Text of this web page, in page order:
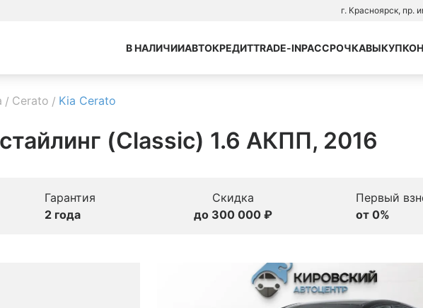
г. Красноярск, пр.
В НАЛИЧИИАВТОКРЕДИТTRADE-INРАССРОЧКАВЫКУП
Cerato Kia Cerato
(Classic) 1.6 АКПП, 2016
Гарантия
2 года
Скидка
до 300 000 ₽
Первый
от 0%